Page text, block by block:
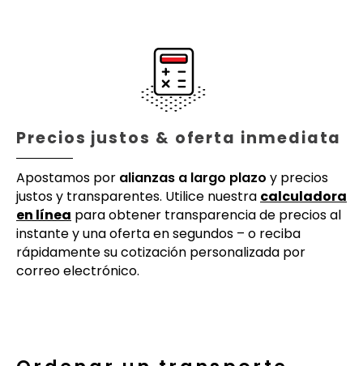
Precios justos & oferta inmediata
Apostamos por alianzas a largo plazo y precios
justos y transparentes. Utilice nuestra calculadora
en línea para obtener transparencia de precios al
instante y una oferta en segundos – o reciba
rápidamente su cotización personalizada por
correo electrónico.